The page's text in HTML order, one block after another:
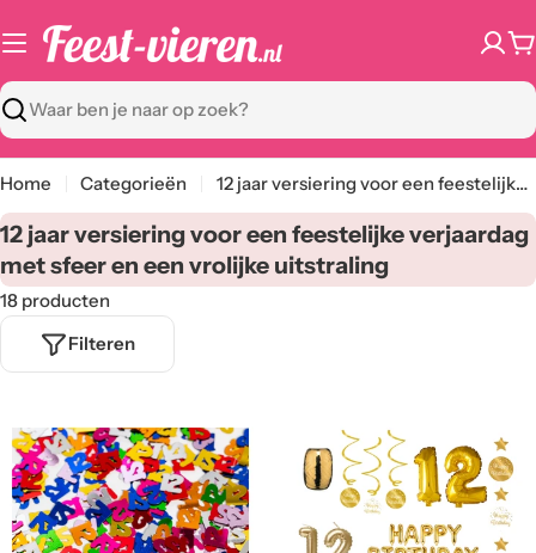
naar
content
Zoeken
Home Categorieën 12 jaar versiering voor een feestelijke verjaardag met sfeer en een vrolijke uitstraling
C
a
t
e
12 jaar versiering voor een feestelijke verjaardag
met sfeer en een vrolijke uitstraling
18 producten
Filteren